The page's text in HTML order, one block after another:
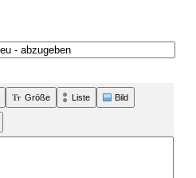
Größe Liste Bild